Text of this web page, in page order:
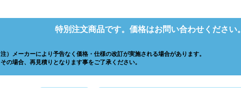
特別注文商品です。価格はお問い合わせください。
注）メーカーにより予告なく価格・仕様の改訂が実施される場合があります。
その場合、再見積りとなります事をご了承ください。